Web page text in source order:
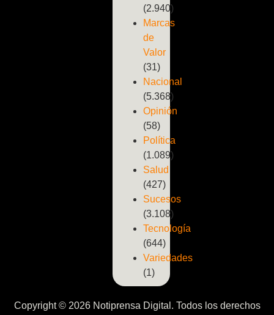
(2.940)
Marcas
de
Valor
(31)
Nacional
(5.368)
Opinión
(58)
Política
(1.089)
Salud
(427)
Sucesos
(3.108)
Tecnología
(644)
Variedades
(1)
Copyright © 2026 Notiprensa Digital. Todos los derechos